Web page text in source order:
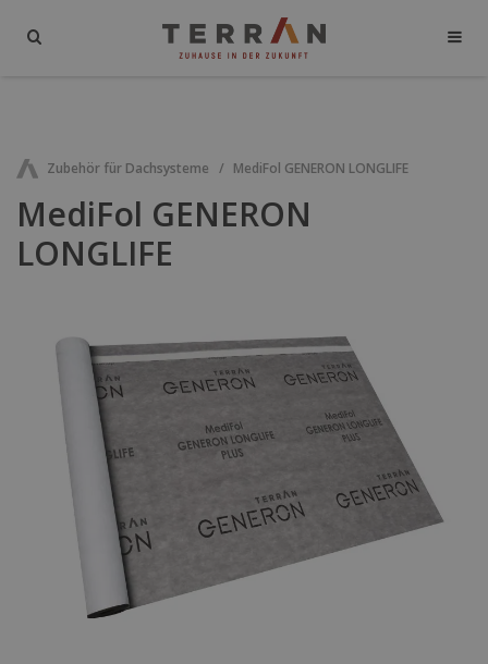
Zubehör für Dachsysteme MediFol GENERON LONGLIFE
MediFol GENERON
LONGLIFE